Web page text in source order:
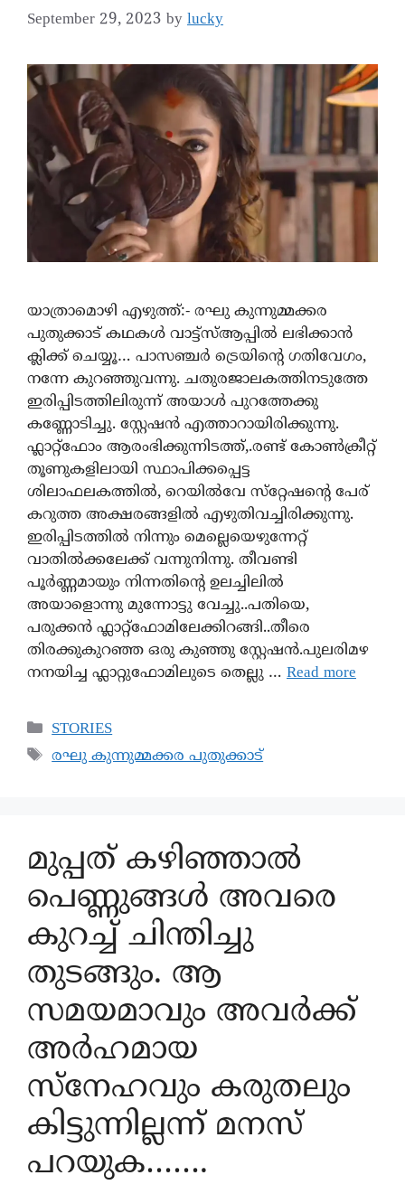
September 29, 2023 by lucky
യാത്രാമൊഴി എഴുത്ത്:- രഘു കുന്നുമ്മക്കര
പുതുക്കാട് കഥകൾ വാട്ട്സ്ആപ്പിൽ ലഭിക്കാൻ
ക്ലിക്ക് ചെയ്യൂ… പാസഞ്ചർ ട്രെയിന്റെ ഗതിവേഗം,
നന്നേ കുറഞ്ഞുവന്നു. ചതുരജാലകത്തിനടുത്തേ
ഇരിപ്പിടത്തിലിരുന്ന് അയാൾ പുറത്തേക്കു
കണ്ണോടിച്ചു. സ്റ്റേഷൻ എത്താറായിരിക്കുന്നു.
ഫ്ലാറ്റ്ഫോം ആരംഭിക്കുന്നിടത്ത്,.രണ്ട് കോൺക്രീറ്റ്
തൂണുകളിലായി സ്ഥാപിക്കപ്പെട്ട
ശിലാഫലകത്തിൽ, റെയിൽവേ സ്‌റ്റേഷന്റെ പേര്
കറുത്ത അക്ഷരങ്ങളിൽ എഴുതിവച്ചിരിക്കുന്നു.
ഇരിപ്പിടത്തിൽ നിന്നും മെല്ലെയെഴുന്നേറ്റ്
വാതിൽക്കലേക്ക് വന്നുനിന്നു. തീവണ്ടി
പൂർണ്ണമായും നിന്നതിന്റെ ഉലച്ചിലിൽ
അയാളൊന്നു മുന്നോട്ടു വേച്ചു..പതിയെ,
പരുക്കൻ ഫ്ലാറ്റ്ഫോമിലേക്കിറങ്ങി..തീരെ
തിരക്കുകുറഞ്ഞ ഒരു കുഞ്ഞു സ്റ്റേഷൻ.പുലരിമഴ
നനയിച്ച ഫ്ലാറ്റുഫോമിലുടെ തെല്ലു … Read more
STORIES
രഘു കുന്നുമ്മക്കര പുതുക്കാട്
മുപ്പത് കഴിഞ്ഞാൽ
പെണ്ണുങ്ങൾ അവരെ
കുറച്ച് ചിന്തിച്ചു
തുടങ്ങും. ആ
സമയമാവും അവർക്ക്
അർഹമായ
സ്‌നേഹവും കരുതലും
കിട്ടുന്നില്ലന്ന് മനസ്
പറയുക…….